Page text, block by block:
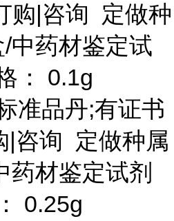
购|咨询 定做种
中药材鉴定试
： 0.1g
准品丹;有证书
|咨询 定做种属
药材鉴定试剂
0.25g